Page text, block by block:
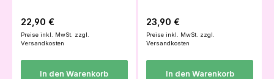
Regulärer Preis:
22,90 €
Preise inkl. MwSt. zzgl.
Versandkosten
In den Warenkorb
Regulärer Preis:
23,90 €
Preise inkl. MwSt. zzgl.
Versandkosten
In den Warenkorb